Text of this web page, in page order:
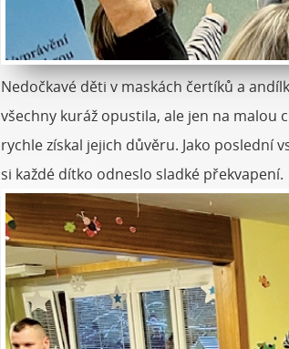
Nedočkavé děti v maskách čertíků a
všechny kuráž opustila, ale jen na malou
rychle získal jejich důvěru. Jako poslední
si každé dítko odneslo sladké překvapení.